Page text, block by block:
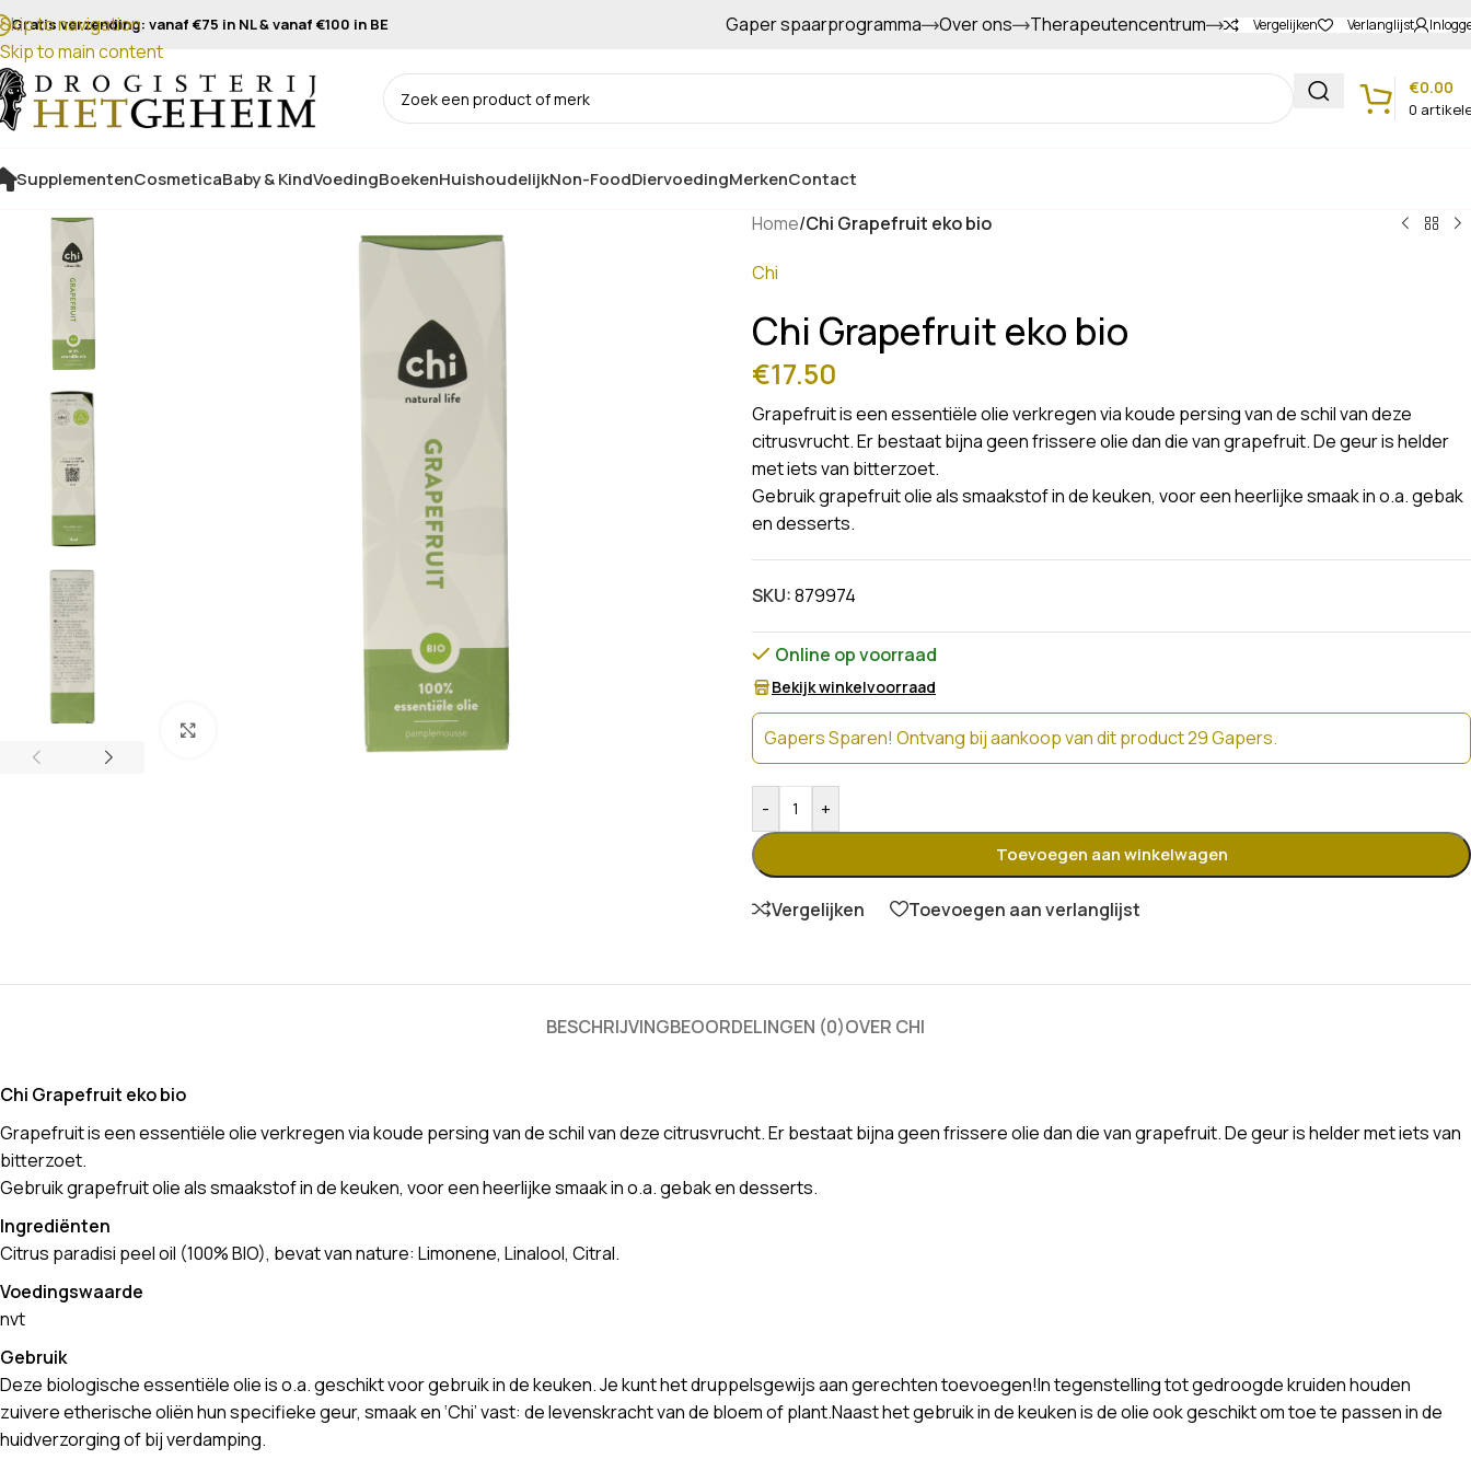
Skip to navigation
Skip to main content
Gratis verzending: vanaf €75 in NL & vanaf €100 in BE Gratis afhalen in de winkel Gapers sparen voor extra korting
Gaper spaarprogramma Over ons Therapeutencentrum Vergelijken Verlanglijst
0
€0.00
SupplementenCosmeticaBaby & KindVoedingBoekenHuishoudelijkNon-FoodDiervoedingMerkenContact
Home/Chi Grapefruit eko bio
Chi
Chi Grapefruit eko bio
€17.50
Grapefruit is een essentiële olie verkregen via koude persing van de schil van deze
citrusvrucht. Er bestaat bijna geen frissere olie dan die van grapefruit. De geur is helder
met iets van bitterzoet.
Gebruik grapefruit olie als smaakstof in de keuken, voor een heerlijke smaak in o.a. gebak
en desserts.
SKU:879974
Online op voorraad
Bekijk winkelvoorraad
Gapers Sparen! Ontvang bij aankoop van dit product 29 Gapers.
- +
Toevoegen aan winkelwagen
Vergelijken Toevoegen aan verlanglijst
BESCHRIJVINGBEOORDELINGEN (0)OVER CHI
Chi Grapefruit eko bio
Grapefruit is een essentiële olie verkregen via koude persing van de schil van deze citrusvrucht. Er bestaat bijna geen frissere olie dan die van grapefruit. De geur is helder met iets van
bitterzoet.
Gebruik grapefruit olie als smaakstof in de keuken, voor een heerlijke smaak in o.a. gebak en desserts.
Ingrediënten
Citrus paradisi peel oil (100% BIO), bevat van nature: Limonene, Linalool, Citral.
Voedingswaarde
nvt
Gebruik
Deze biologische essentiële olie is o.a. geschikt voor gebruik in de keuken. Je kunt het druppelsgewijs aan gerechten toevoegen!In tegenstelling tot gedroogde kruiden houden
zuivere etherische oliën hun specifieke geur, smaak en ‘Chi’ vast: de levenskracht van de bloem of plant.Naast het gebruik in de keuken is de olie ook geschikt om toe te passen in de
huidverzorging of bij verdamping.